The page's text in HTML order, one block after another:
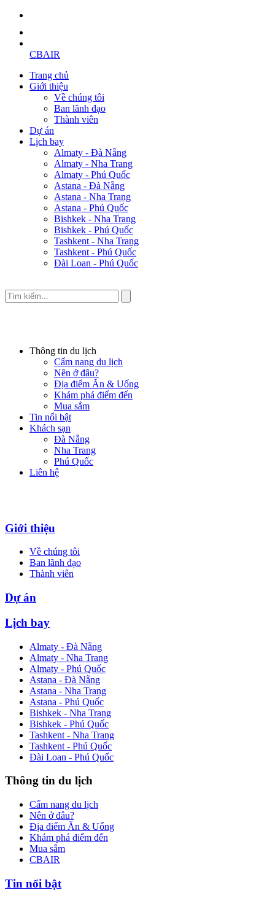
CBAIR
Trang chủ
Giới thiệu
Về chúng tôi
Ban lãnh đạo
Thành viên
Dự án
Lịch bay
Almaty - Đà Nẵng
Almaty - Nha Trang
Almaty - Phú Quốc
Astana - Đà Nẵng
Astana - Nha Trang
Astana - Phú Quốc
Bishkek - Nha Trang
Bishkek - Phú Quốc
Tashkent - Nha Trang
Tashkent - Phú Quốc
Đài Loan - Phú Quốc
Thông tin du lịch
Cẩm nang du lịch
Nên ở đâu?
Địa điểm Ăn & Uống
Khám phá điểm đến
Mua sắm
Tin nổi bật
Khách sạn
Đà Nẵng
Nha Trang
Phú Quốc
Liên hệ
Giới thiệu
Về chúng tôi
Ban lãnh đạo
Thành viên
Dự án
Lịch bay
Almaty - Đà Nẵng
Almaty - Nha Trang
Almaty - Phú Quốc
Astana - Đà Nẵng
Astana - Nha Trang
Astana - Phú Quốc
Bishkek - Nha Trang
Bishkek - Phú Quốc
Tashkent - Nha Trang
Tashkent - Phú Quốc
Đài Loan - Phú Quốc
Thông tin du lịch
Cẩm nang du lịch
Nên ở đâu?
Địa điểm Ăn & Uống
Khám phá điểm đến
Mua sắm
CBAIR
Tin nổi bật